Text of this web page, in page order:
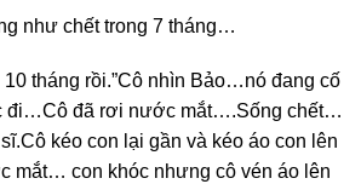
như chết trong 7 tháng…
tháng rồi.”Cô nhìn Bảo…nó đang cố
đi…Cô đã rơi nước mắt….Sống chết…
kéo con lại gần và kéo áo con lên
mắt… con khóc nhưng cô vén áo lên